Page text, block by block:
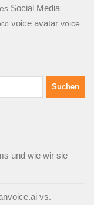
Social Media
voice avatar voice
und wie wir sie
vs.